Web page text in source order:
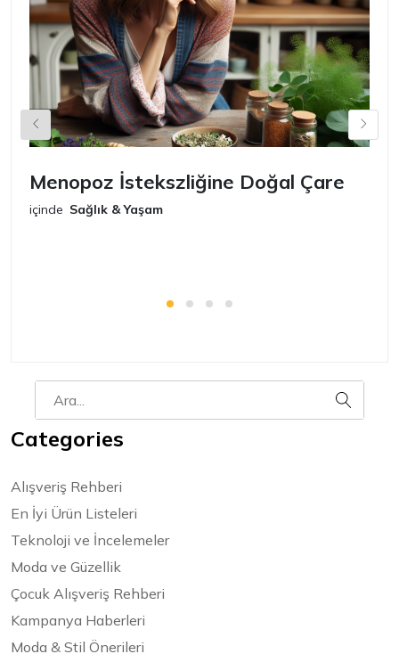
Menopoz İstekszliğine Doğal Çare
içinde Sağlık & Yaşam
Categories
Alışveriş Rehberi
En İyi Ürün Listeleri
Teknoloji ve İncelemeler
Moda ve Güzellik
Çocuk Alışveriş Rehberi
Kampanya Haberleri
Moda & Stil Önerileri